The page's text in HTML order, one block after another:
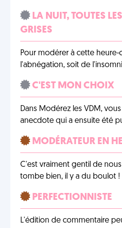
LA NUIT, TOUTES
GRISES
Pour modérer à cette heure-
l'abnégation, soit de
C'EST MON CHOIX
Dans Modérez les VDM,
anecdote qui a ensuite été
MODÉRATEUR EN
C'est vraiment gentil de
tombe bien, il y a du boulot !
PERFECTIONNISTE
L'édition de commentaire